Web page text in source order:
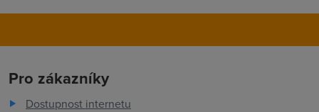
Pro zákazníky
Dostupnost internetu